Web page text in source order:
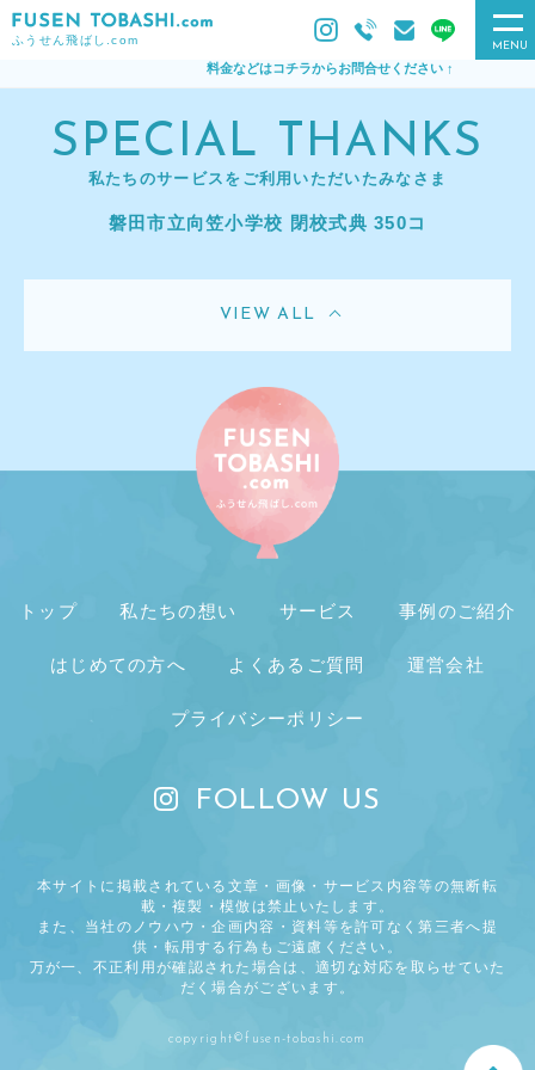
ふうせん飛ばし.com
料金などはコチラからお問合せください ↑
MENU
SPECIAL THANKS
私たちのサービスをご利用いただいたみなさま
磐田市立向笠小学校 閉校式典 350コ
VIEW ALL
トップ 私たちの想い サービス 事例のご紹介
はじめての方へ よくあるご質問 運営会社
プライバシーポリシー
FOLLOW US
本サイトに掲載されている文章・画像・サービス内容等の無断転
載・複製・模倣は禁止いたします。
また、当社のノウハウ・企画内容・資料等を許可なく第三者へ提
供・転用する行為もご遠慮ください。
万が一、不正利用が確認された場合は、適切な対応を取らせていた
だく場合がございます。
copyright©fusen-tobashi.com